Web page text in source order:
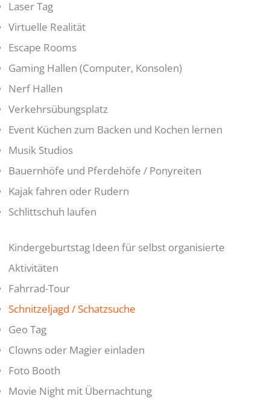
Laser Tag
Virtuelle Realität
Escape Rooms
Gaming Hallen (Computer, Konsolen)
Nerf Hallen
Verkehrsübungsplatz
Event Küchen zum Backen und Kochen lernen
Musik Studios
Bauernhöfe und Pferdehöfe / Ponyreiten
Kajak fahren oder Rudern
Schlittschuh laufen
Kindergeburtstag Ideen für selbst organisierte
Aktivitäten
Fahrrad-Tour
Schnitzeljagd / Schatzsuche
Geo Tag
Clowns oder Magier einladen
Foto Booth
Movie Night mit Übernachtung